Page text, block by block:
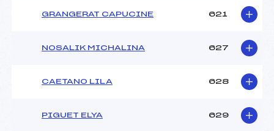
GRANGERAT CAPUCINE 621
NOSALIK MICHALINA 627
CAETANO LILA 628
PIGUET ELYA 629